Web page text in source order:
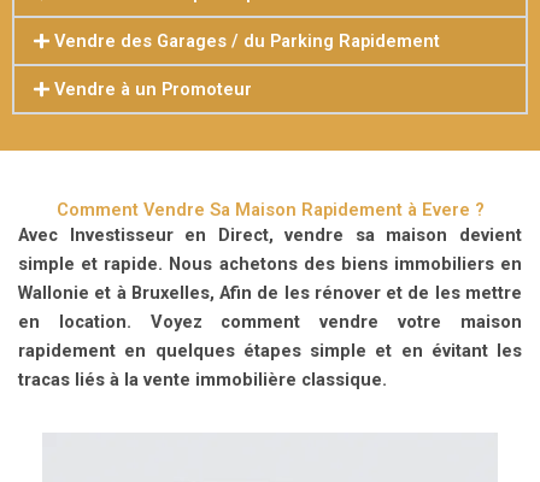
Vendre des Garages / du Parking Rapidement
Vendre à un Promoteur
Comment Vendre Sa Maison Rapidement à Evere ?
Avec Investisseur en Direct, vendre sa maison devient
simple et rapide. Nous achetons des biens immobiliers en
Wallonie et à Bruxelles, Afin de les rénover et de les mettre
en location. Voyez comment vendre votre maison
rapidement en quelques étapes simple et en évitant les
tracas liés à la vente immobilière classique.